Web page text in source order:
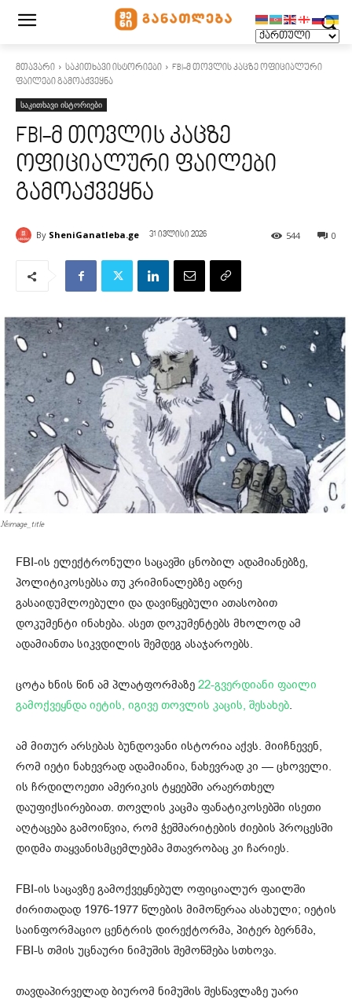
მთავარი საკითხავი ისტორიები
FBI-მ თოვლის კაცზე ოფიციალური
ფაილები გამოაქვეყნა
საკითხავი ისტორიები
FBI-მ თოვლის კაცზე
ოფიციალური ფაილები
გამოაქვეყნა
By SheniGanatleba.ge 31 ივლისი 2026 0
544
#image_title
FBI-ის ელექტრონული საცავში ცნობილ ადამიანებზე,
პოლიტიკოსებსა თუ კრიმინალებზე ადრე
გასაიდუმლოებული და დავიწყებული ათასობით
დოკუმენტი ინახება. ასეთ დოკუმენტებს მხოლოდ ამ
ადამიანთა სიკვდილის შემდეგ ასაჯაროებს.
ცოტა ხნის წინ ამ პლატფორმაზე 22-გვერდიანი ფაილი
გამოქვეყნდა იეტის, იგივე თოვლის კაცის, შესახებ.
ამ მითურ არსებას ბუნდოვანი ისტორია აქვს. მიიჩნევენ,
რომ იეტი ნახევრად ადამიანია, ნახევრად კი — ცხოველი.
ის ჩრდილოეთი ამერიკის ტყეებში არაერთხელ
დაუფიქსირებიათ. თოვლის კაცმა ფანატიკოსებში ისეთი
აღტაცება გამოიწვია, რომ ჭეშმარიტების ძიების პროცესში
დიდმა თაყვანისმცემლებმა მთავრობაც კი ჩარიეს.
FBI-ის საცავზე გამოქვეყნებულ ოფიციალურ ფაილში
ძირითადად 1976-1977 წლების მიმოწერაა ასახული; იეტის
საინფორმაციო ცენტრის დირექტორმა, პიტერ ბერნმა,
FBI-ს თმის უცნაური ნიმუშის შემოწმება სთხოვა.
თავდაპირველად ბიურომ ნიმუშის შესწავლაზე უარი